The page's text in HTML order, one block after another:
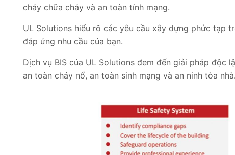
cháy chữa cháy và an toàn tính mạng.
UL Solutions hiểu rõ các yêu cầu xây dựng phức tạp
đáp ứng nhu cầu của bạn.
Dịch vụ BIS của UL Solutions đem đến giải pháp độc
an toàn cháy nổ, an toàn sinh mạng và an ninh tòa nhà.